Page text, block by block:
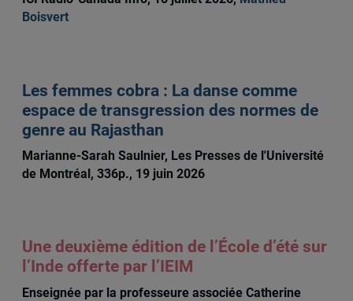
Boisvert
Les femmes cobra : La danse comme
espace de transgression des normes de
genre au Rajasthan
Marianne-Sarah Saulnier, Les Presses de l'Université
de Montréal, 336p., 19 juin 2026
Une deuxième édition de l’École d’été sur
l’Inde offerte par l’IEIM
Enseignée par la professeure associée Catherine